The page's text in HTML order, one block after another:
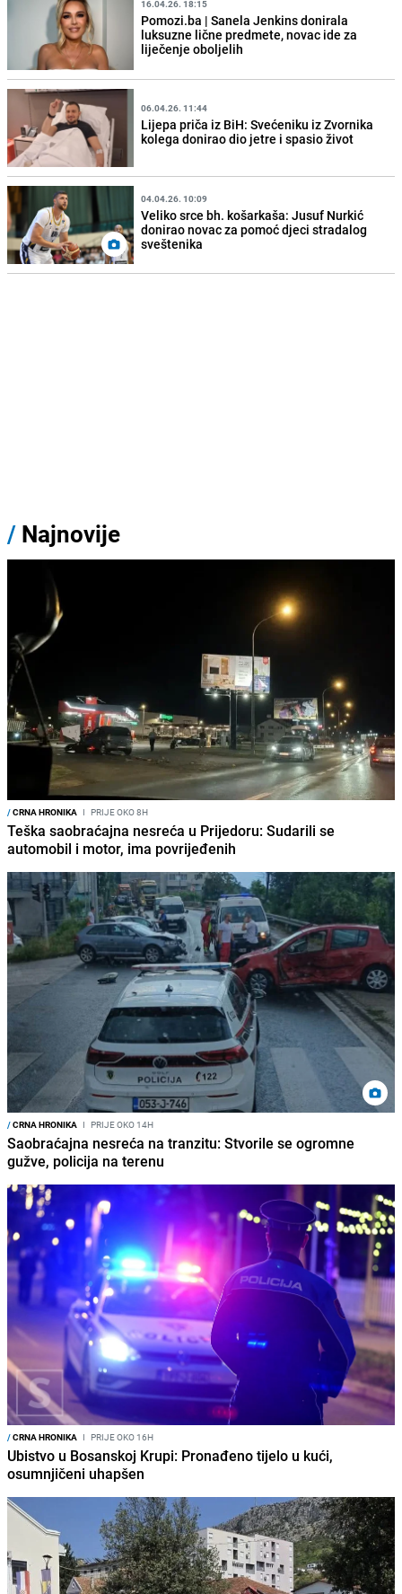
16.04.26. 18:15
Pomozi.ba | Sanela Jenkins donirala
luksuzne lične predmete, novac ide za
liječenje oboljelih
06.04.26. 11:44
Lijepa priča iz BiH: Svećeniku iz Zvornika
kolega donirao dio jetre i spasio život
04.04.26. 10:09
Veliko srce bh. košarkaša: Jusuf Nurkić
donirao novac za pomoć djeci stradalog
sveštenika
/ Najnovije
/CRNA HRONIKA I PRIJE OKO 8H
Teška saobraćajna nesreća u Prijedoru: Sudarili se
automobil i motor, ima povrijeđenih
/CRNA HRONIKA I PRIJE OKO 14H
Saobraćajna nesreća na tranzitu: Stvorile se ogromne
gužve, policija na terenu
/CRNA HRONIKA I PRIJE OKO 16H
Ubistvo u Bosanskoj Krupi: Pronađeno tijelo u kući,
osumnjičeni uhapšen